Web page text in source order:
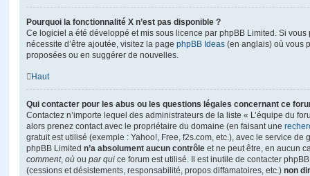
Pourquoi la fonctionnalité X n’est pas disponible ?
Ce logiciel a été développé et mis sous licence par phpBB Limited. Si vous
nécessite d’être ajoutée, visitez la page phpBB Ideas (en anglais) où vous
proposées ou en suggérer de nouvelles.
Haut
Qui contacter pour les abus ou les questions légales concernant ce
Contactez n’importe lequel des administrateurs de la liste « L’équipe du
alors prenez contact avec le propriétaire du domaine (en faisant une
gratuit est utilisé (exemple : Yahoo!, Free, f2s.com, etc.), avec le service de
phpBB Limited n’a absolument aucun contrôle et ne peut être, en aucun
comment, où ou par qui ce forum est utilisé. Il est inutile de contacter
(cessions et désistements, responsabilité, propos diffamatoires, etc.) non